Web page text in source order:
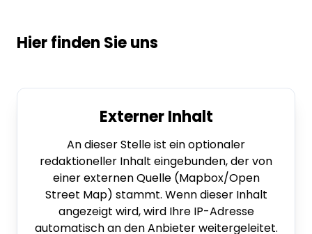
Hier finden Sie uns
Externer Inhalt
An dieser Stelle ist ein optionaler
redaktioneller Inhalt eingebunden, der von
einer externen Quelle (Mapbox/Open
Street Map) stammt. Wenn dieser Inhalt
angezeigt wird, wird Ihre IP-Adresse
automatisch an den Anbieter weitergeleitet.